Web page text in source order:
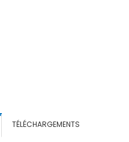
TÉLÉCHARGEMENTS